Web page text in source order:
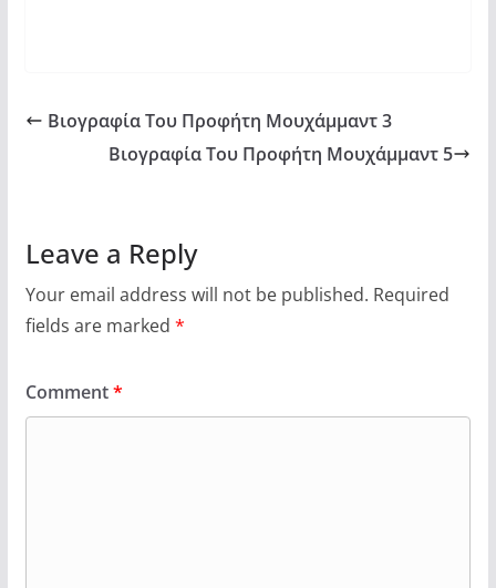
Βιογραφία Του Προφήτη Μουχάμμαντ 3
Βιογραφία Του Προφήτη Μουχάμμαντ 5
Leave a Reply
Your email address will not be published. Required
fields are marked *
Comment*